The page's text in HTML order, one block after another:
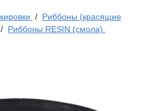
/ Риббоны (красящие
/ Риббоны RESIN (смола).